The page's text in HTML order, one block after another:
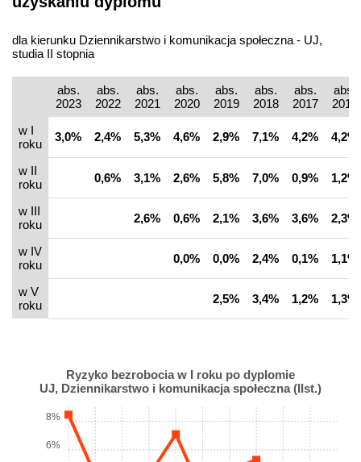
dla kierunku Dziennikarstwo i komunikacja społeczna - UJ,
studia II stopnia
abs.
2023
abs.
2022
abs.
2021
abs.
2020
abs.
2019
abs.
2018
abs.
2017
abs.
2016
w I
roku
3,0% 2,4% 5,3% 4,6% 2,9% 7,1% 4,2% 4,2%
w II
roku
0,6% 3,1% 2,6% 5,8% 7,0% 0,9% 1,2%
w III
roku
2,6% 0,6% 2,1% 3,6% 3,6% 2,3%
w IV
roku
0,0% 0,0% 2,4% 0,1% 1,1%
w V
roku
2,5% 3,4% 1,2% 1,3%
Ryzyko bezrobocia w I roku po dyplomie
UJ, Dziennikarstwo i komunikacja społeczna (IIst.)
6%
8%